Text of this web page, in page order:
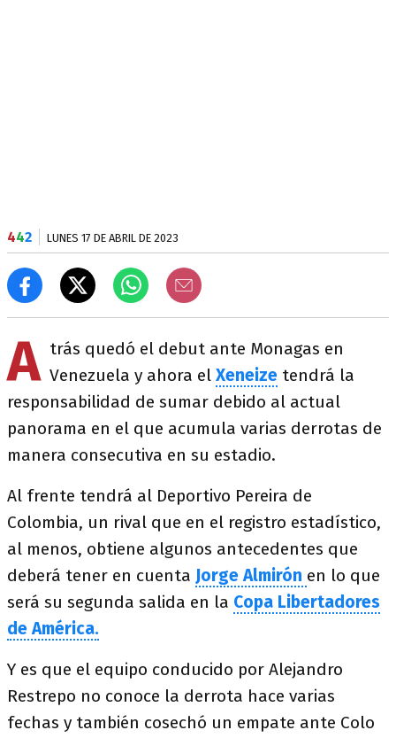
442 LUNES 17 DE ABRIL DE 2023
A trás quedó el debut ante Monagas en
Venezuela y ahora el Xeneize tendrá la
responsabilidad de sumar debido al actual
panorama en el que acumula varias derrotas de
manera consecutiva en su estadio.
Al frente tendrá al Deportivo Pereira de
Colombia, un rival que en el registro estadístico,
al menos, obtiene algunos antecedentes que
deberá tener en cuenta Jorge Almirón en lo que
será su segunda salida en la Copa Libertadores
de América.
Y es que el equipo conducido por Alejandro
Restrepo no conoce la derrota hace varias
fechas y también cosechó un empate ante Colo